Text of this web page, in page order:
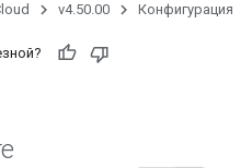
v4.50.00 Конфигурация